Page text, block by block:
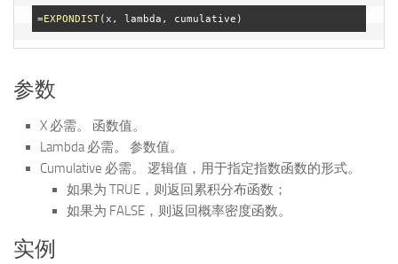
=EXPONDIST
参数
X 必需。 函数值。
Lambda 必需。 参数值。
Cumulative 必需。 逻辑值，用于指定指数函数的形式。
如果为 TRUE，则返回累积分布函数；
如果为 FALSE，则返回概率密度函数。
实例